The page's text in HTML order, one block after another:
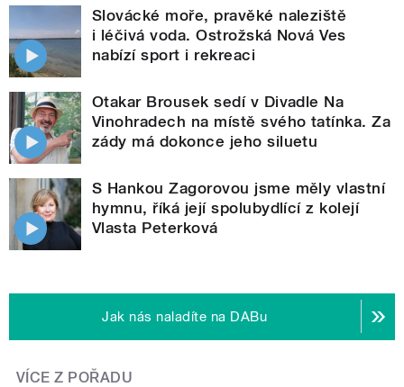
Slovácké moře, pravěké naleziště
i léčivá voda. Ostrožská Nová Ves
nabízí sport i rekreaci
Otakar Brousek sedí v Divadle Na
Vinohradech na místě svého tatínka. Za
zády má dokonce jeho siluetu
S Hankou Zagorovou jsme měly vlastní
hymnu, říká její spolubydlící z kolejí
Vlasta Peterková
Jak nás naladíte na DABu
VÍCE Z POŘADU